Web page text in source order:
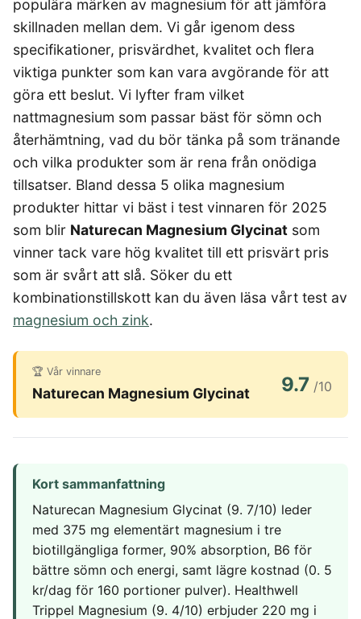
Badtunna
HUSHÅLLSAPPARATER
Robotdammsugare
Skaftdammsugare
Steamer
Strykjärn
KÖK
Airfryer
Brödrost
Dubbel
Airfryer
Elektrisk
Kaffebryggare
Kockkniv
Liten airfryer
Mikrovågsugn
Pizzaugn
Gasol
Skärbräda
Smashjärn
Stekbord
LIVSMEDEL
Frysta hamburgare
SOVRUM
Ergonomisk
VITVAROR
Torktumlare
ÖVERVAKNING
Hemlarm
Övervakningssystem
Kontorsstol
Ergonomisk
Ståmatta
Höj och
sänkbart
skrivbord
Luftrenare
Luftvärmepump
GAMING
Gaming Dator
Gaming Headset
Gaming hörlursställ
Gaming Laptop
Gaming router
Gaming Skärm
Gaming Tangentbord
Gamingbord
Gamingmus
Gamingstol
Trådlösa Gaming Hörlurar
VR Headset
75 Tum TV
In ear hörlurar
Liten bluetooth högtalare
Soundbar
Subwoofer
TV
bluetooth
MOBIL & TILLBEHÖR
Mobiltelefon
Satellittelefon
FÖRSÄKRINGAR
Hundförsäkring
MEDIA & TELEKOM
Bredband
Mobilabonnemang
Mobilt bredband
TV Abonnemang
Rakapparat
Rödljusterapi
Skäggtrimmer
Progressiva linser
Toriska linser
ACCESSOARER
KOSTTILLSKOTT
Ashwagandha
Berberine
C vitamin
Kollagen
Kosttillskott klimakteriet
Kreatin
Lions mane
Magnesium
Magnesium zink
MSM
NAD
NMN
Omega 3
Probiotika
Proteinpulver
Shilajit
Testosteron tillskott
Massagepistol
4-manna tält
5-manna tält
6-manna tält
Abborrespö
Familjetält
Jaktkängor
Campingbord
Regnställ vandring
Pop-up tält
Taktält
Tält
Tält budget
Vandringsbyxor
herr
Vandringskängor
dam
herr
Vandringsskor
dam
SPORT
Driver
Golfklocka
Golfset
Träningsklocka dam
Träningsklocka herr
Bilbarnstol
Cykelhjälm barn
GPS Klocka barn
UTELEK & AKTIVITETER
Berg studsmatta
Lekstuga
Liten studsmatta
Nedgrävd studsmatta
Oval studsmatta
Rektangulär studsmatta
Studsmatta
Laddbox
Sommardäck
Konsumentvägledning
populära märken av magnesium för att jämföra
skillnaden mellan dem. Vi går igenom dess
specifikationer, prisvärdhet, kvalitet och flera
viktiga punkter som kan vara avgörande för att
göra ett beslut. Vi lyfter fram vilket
nattmagnesium som passar bäst för sömn och
återhämtning, vad du bör tänka på som tränande
och vilka produkter som är rena från onödiga
tillsatser. Bland dessa 5 olika magnesium
produkter hittar vi bäst i test vinnaren för 2025
som blir Naturecan Magnesium Glycinat som
vinner tack vare hög kvalitet till ett prisvärt pris
som är svårt att slå. Söker du ett
kombinationstillskott kan du även läsa vårt test av
magnesium och zink.
🏆 Vår vinnare
Naturecan Magnesium Glycinat 9.7 /10
Kort sammanfattning
Naturecan Magnesium Glycinat (9. 7/10) leder
med 375 mg elementärt magnesium i tre
biotillgängliga former, 90% absorption, B6 för
bättre sömn och energi, samt lägre kostnad (0. 5
kr/dag för 160 portioner pulver). Healthwell
Trippel Magnesium (9. 4/10) erbjuder 220 mg i